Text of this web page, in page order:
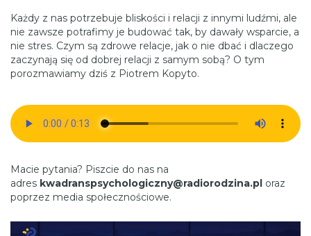
Każdy z nas potrzebuje bliskości i relacji z innymi ludźmi, ale
nie zawsze potrafimy je budować tak, by dawały wsparcie, a
nie stres. Czym są zdrowe relacje, jak o nie dbać i dlaczego
zaczynają się od dobrej relacji z samym sobą? O tym
porozmawiamy dziś z Piotrem Kopyto.
Macie pytania? Piszcie do nas na
adres kwadranspsychologiczny@radiorodzina.pl oraz
poprzez media społecznościowe.